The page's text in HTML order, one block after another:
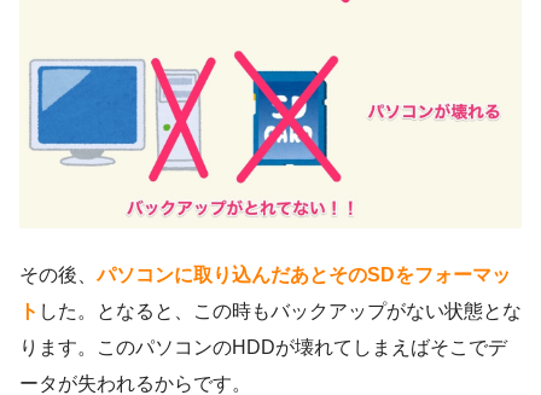
その後、パソコンに取り込んだあとそのSDをフォーマッ
ト した。となると、この時もバックアップがない状態とな
ります。このパソコンのHDDが壊れてしまえばそこでデ
ータが失われるからです。